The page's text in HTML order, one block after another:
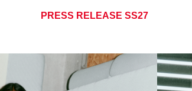
PRESS RELEASE SS27